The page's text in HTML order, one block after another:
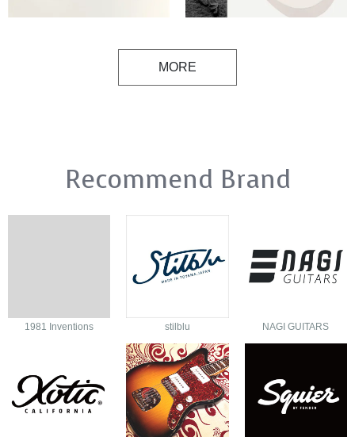
MORE
Recommend Brand
1981 Inventions stilblu NAGI GUITARS